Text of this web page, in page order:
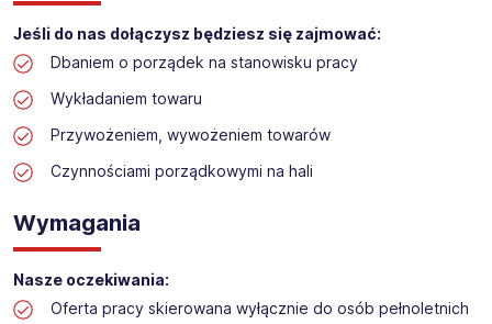
polskich agencji zatrudnienia. W ciągu wielu lat naszej
działalności daliśmy pracę przeszło 50 000 pracowników
w całym kraju. Skutecznie znajdujemy pracowników dla
największych firm, jak również małych rodzinnych
przedsiębiorstw w Polsce. Agencja jest wpisana pod nr
stanowisko:
Lokalizacja: Gdańsk (Osowa/Oliwa)
Jeśli do nas dołączysz będziesz się zajmować:
Dbaniem o porządek na stanowisku pracy
Wykładaniem towaru
Przywożeniem, wywożeniem towarów
Czynnościami porządkowymi na hali
Wymagania
Nasze oczekiwania:
Oferta pracy skierowana wyłącznie do osób pełnoletnich